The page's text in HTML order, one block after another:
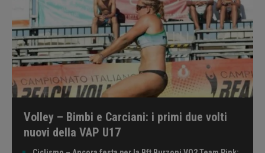
Volley – Bimbi e Carciani: i primi due volti
nuovi della VAP U17